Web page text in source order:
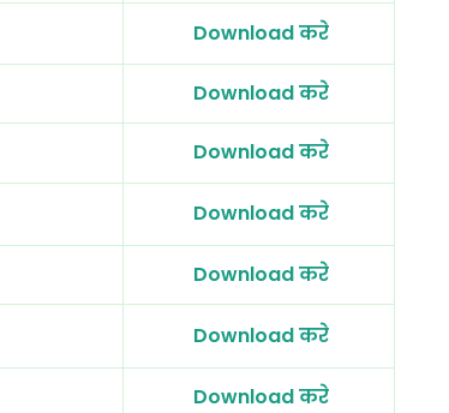
Download करे
Download करे
Download करे
Download करे
Download करे
Download करे
Download करे